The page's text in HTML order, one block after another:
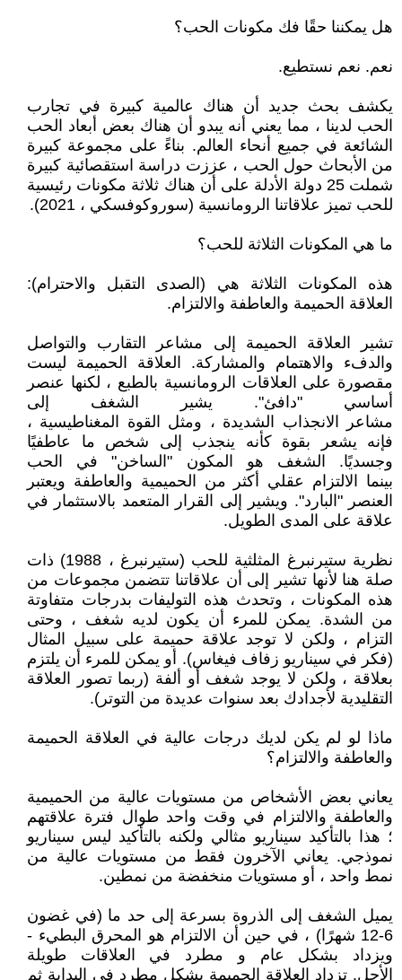
هل يمكننا حقًا فك مكونات الحب؟
نعم. نعم نستطيع.
يكشف بحث جديد أن هناك عالمية كبيرة في تجارب
الحب لدينا ، مما يعني أنه يبدو أن هناك بعض أبعاد الحب
الشائعة في جميع أنحاء العالم. بناءً على مجموعة كبيرة
من الأبحاث حول الحب ، عززت دراسة استقصائية كبيرة
شملت 25 دولة الأدلة على أن هناك ثلاثة مكونات رئيسية
للحب تميز علاقاتنا الرومانسية (سوروكوفسكي ، 2021).
ما هي المكونات الثلاثة للحب؟
هذه المكونات الثلاثة هي (الصدى التقبل والاحترام):
العلاقة الحميمة والعاطفة والالتزام.
تشير العلاقة الحميمة إلى مشاعر التقارب والتواصل
والدفء والاهتمام والمشاركة. العلاقة الحميمة ليست
مقصورة على العلاقات الرومانسية بالطبع ، لكنها عنصر
أساسي "دافئ". يشير الشغف إلى
مشاعر الانجذاب الشديدة ، ومثل القوة المغناطيسية ،
فإنه يشعر بقوة كأنه ينجذب إلى شخص ما عاطفيًا
وجسديًا. الشغف هو المكون "الساخن" في الحب
بينما الالتزام عقلي أكثر من الحميمية والعاطفة ويعتبر
العنصر "البارد". ويشير إلى القرار المتعمد بالاستثمار في
علاقة على المدى الطويل.
نظرية ستيرنبرغ المثلثية للحب (ستيرنبرغ ، 1988) ذات
صلة هنا لأنها تشير إلى أن علاقاتنا تتضمن مجموعات من
هذه المكونات ، وتحدث هذه التوليفات بدرجات متفاوتة
من الشدة. يمكن للمرء أن يكون لديه شغف ، وحتى
التزام ، ولكن لا توجد علاقة حميمة على سبيل المثال
(فكر في سيناريو زفاف فيغاس). أو يمكن للمرء أن يلتزم
بعلاقة ، ولكن لا يوجد شغف أو ألفة (ربما تصور العلاقة
التقليدية لأجدادك بعد سنوات عديدة من التوتر).
ماذا لو لم يكن لديك درجات عالية في العلاقة الحميمة
والعاطفة والالتزام؟
يعاني بعض الأشخاص من مستويات عالية من الحميمية
والعاطفة والالتزام في وقت واحد طوال فترة علاقتهم
؛ هذا بالتأكيد سيناريو مثالي ولكنه بالتأكيد ليس سيناريو
نموذجي. يعاني الآخرون فقط من مستويات عالية من
نمط واحد ، أو مستويات منخفضة من نمطين.
يميل الشغف إلى الذروة بسرعة إلى حد ما (في غضون
6-12 شهرًا) ، في حين أن الالتزام هو المحرق البطيء -
ويزداد بشكل عام و مطرد في العلاقات طويلة
الأجل. تزداد العلاقة الحميمة بشكل مطرد في البداية ثم